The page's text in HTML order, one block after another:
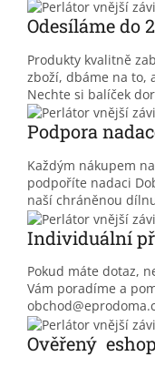
Odesíláme do
Produkty kvalitně
zboží, dbáme na to,
Nechte si balíček
Podpora
Každým nákupem
podpoříte nadaci
naší chráněnou
Individuální
Pokud máte dotaz,
Vám poradíme a
Ověřený eshop